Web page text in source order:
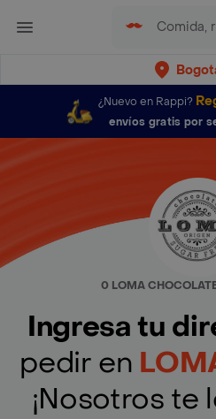
¿Nuevo en Rappi?
envíos gratis por
0 LOMA
Ingresa tu
pedir en
¡Nosotros te